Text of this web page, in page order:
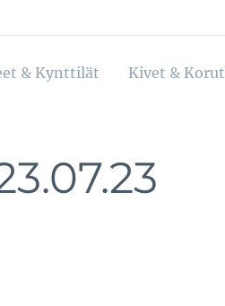
& Kynttilät Kivet & Korut